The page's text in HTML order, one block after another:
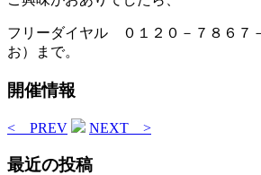
フリーダイヤル ０１２０－７８６７
お）まで。
開催情報
< PREV NEXT >
最近の投稿